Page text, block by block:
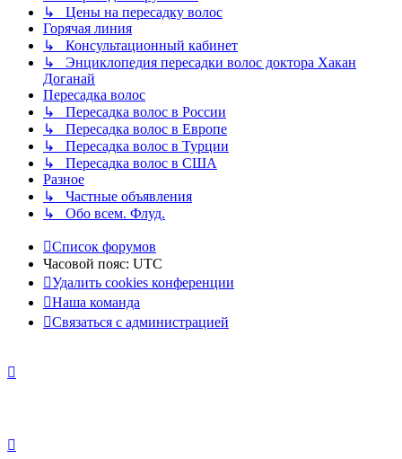
↳ Цены на пересадку волос
Горячая линия
↳ Консультационный кабинет
↳ Энциклопедия пересадки волос доктора Хакан
Доганай
Пересадка волос
↳ Пересадка волос в России
↳ Пересадка волос в Европе
↳ Пересадка волос в Турции
↳ Пересадка волос в США
Разное
↳ Частные объявления
↳ Обо всем. Флуд.
Список форумов
Часовой пояс: UTC
Удалить cookies конференции
Наша команда
Связаться с администрацией